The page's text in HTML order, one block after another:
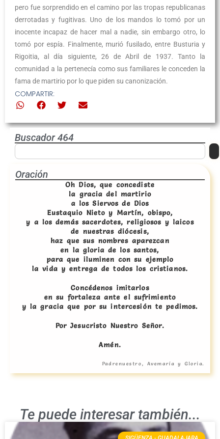
pero fue sorprendido en el camino por las tropas republicanas
derrotadas y fugitivas. Uno de los mandos lo tomó por un
inocente incapaz de hacer mal a nadie, sin embargo otro, lo
tomó por espía. Finalmente, murió fusilado, entre Busturia y
Rigoitia, al día siguiente, 26 de Abril de 1937. Tanto la
comunidad a la pertenecía como sus familiares le conceden la
fama de martirio por lo que piden su canonización.
COMPARTIR:
Buscador 464
Oración
Oh Dios, que concediste
la gracia del martirio
a los Siervos de Dios
Eustaquio Nieto y Martín, obispo,
y a los demás sacerdotes, religiosos y laicos
de nuestras diócesis,
haz que sus nombres aparezcan
en la gloria de los santos,
para que iluminen con su ejemplo
la vida y entrega de todos los cristianos.
Concédenos imitarlos
en su fortaleza ante el sufrimiento
y la gracia que por su intercesión te pedimos.
Por Jesucristo Nuestro Señor.
Amén.
Padrenuestro, Avemaría y Gloria.
Te puede interesar también...